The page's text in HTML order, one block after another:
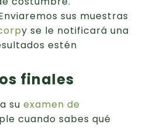
sus muestras
y se le notificará una
estén
finales
su examen de
cuando sabes qué